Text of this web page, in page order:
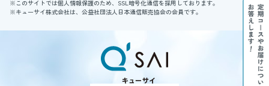
※このサイトでは個人情報保護のため、SSL暗号化通信を採用しております。
※キューサイ株式会社は、公益社団法人日本通信販売協会の会員です。